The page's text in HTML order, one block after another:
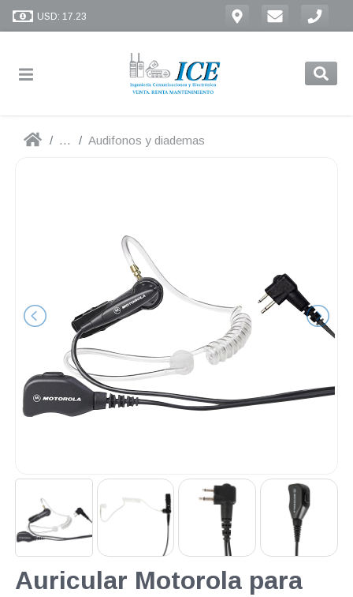
USD: 17.23
... Audifonos y diademas
Auricular Motorola para